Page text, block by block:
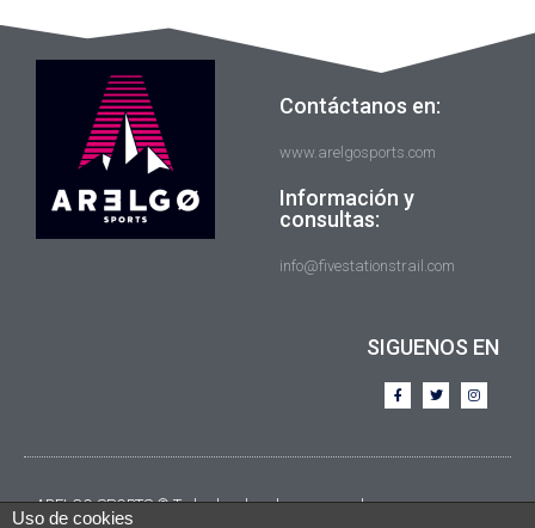
Contáctanos en:
www.arelgosports.com
Información y
consultas:
info@fivestationstrail.com
SIGUENOS EN
ARELGO SPORTS © Todos los derechos reservados.
Uso de cookies